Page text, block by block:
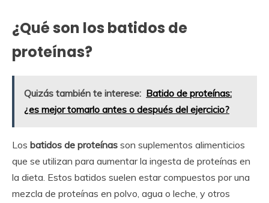
¿Qué son los batidos de
proteínas?
Quizás también te interese: Batido de proteínas:
¿es mejor tomarlo antes o después del ejercicio?
Los batidos de proteínas son suplementos alimenticios
que se utilizan para aumentar la ingesta de proteínas en
la dieta. Estos batidos suelen estar compuestos por una
mezcla de proteínas en polvo, agua o leche, y otros